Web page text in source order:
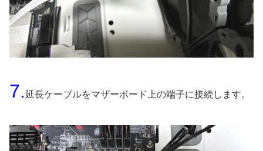
7.延長ケーブルをマザーボード上の端子に接続します。